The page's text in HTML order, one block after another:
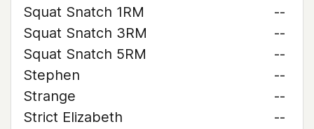
Squat Snatch 1RM
--
Squat Snatch 3RM
--
Squat Snatch 5RM
--
Stephen
--
Strange
--
Strict Elizabeth
--